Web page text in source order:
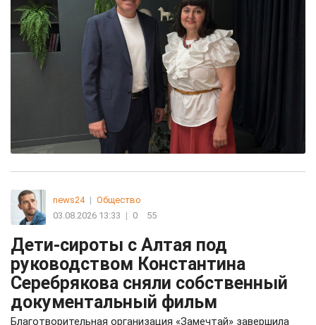
news24 | Общество
03.08.2026 13:33 | 0 55
Дети-сироты с Алтая под
руководством Константина
Серебрякова сняли собственный
документальный фильм
Благотворительная организация «Замечтай» завершила